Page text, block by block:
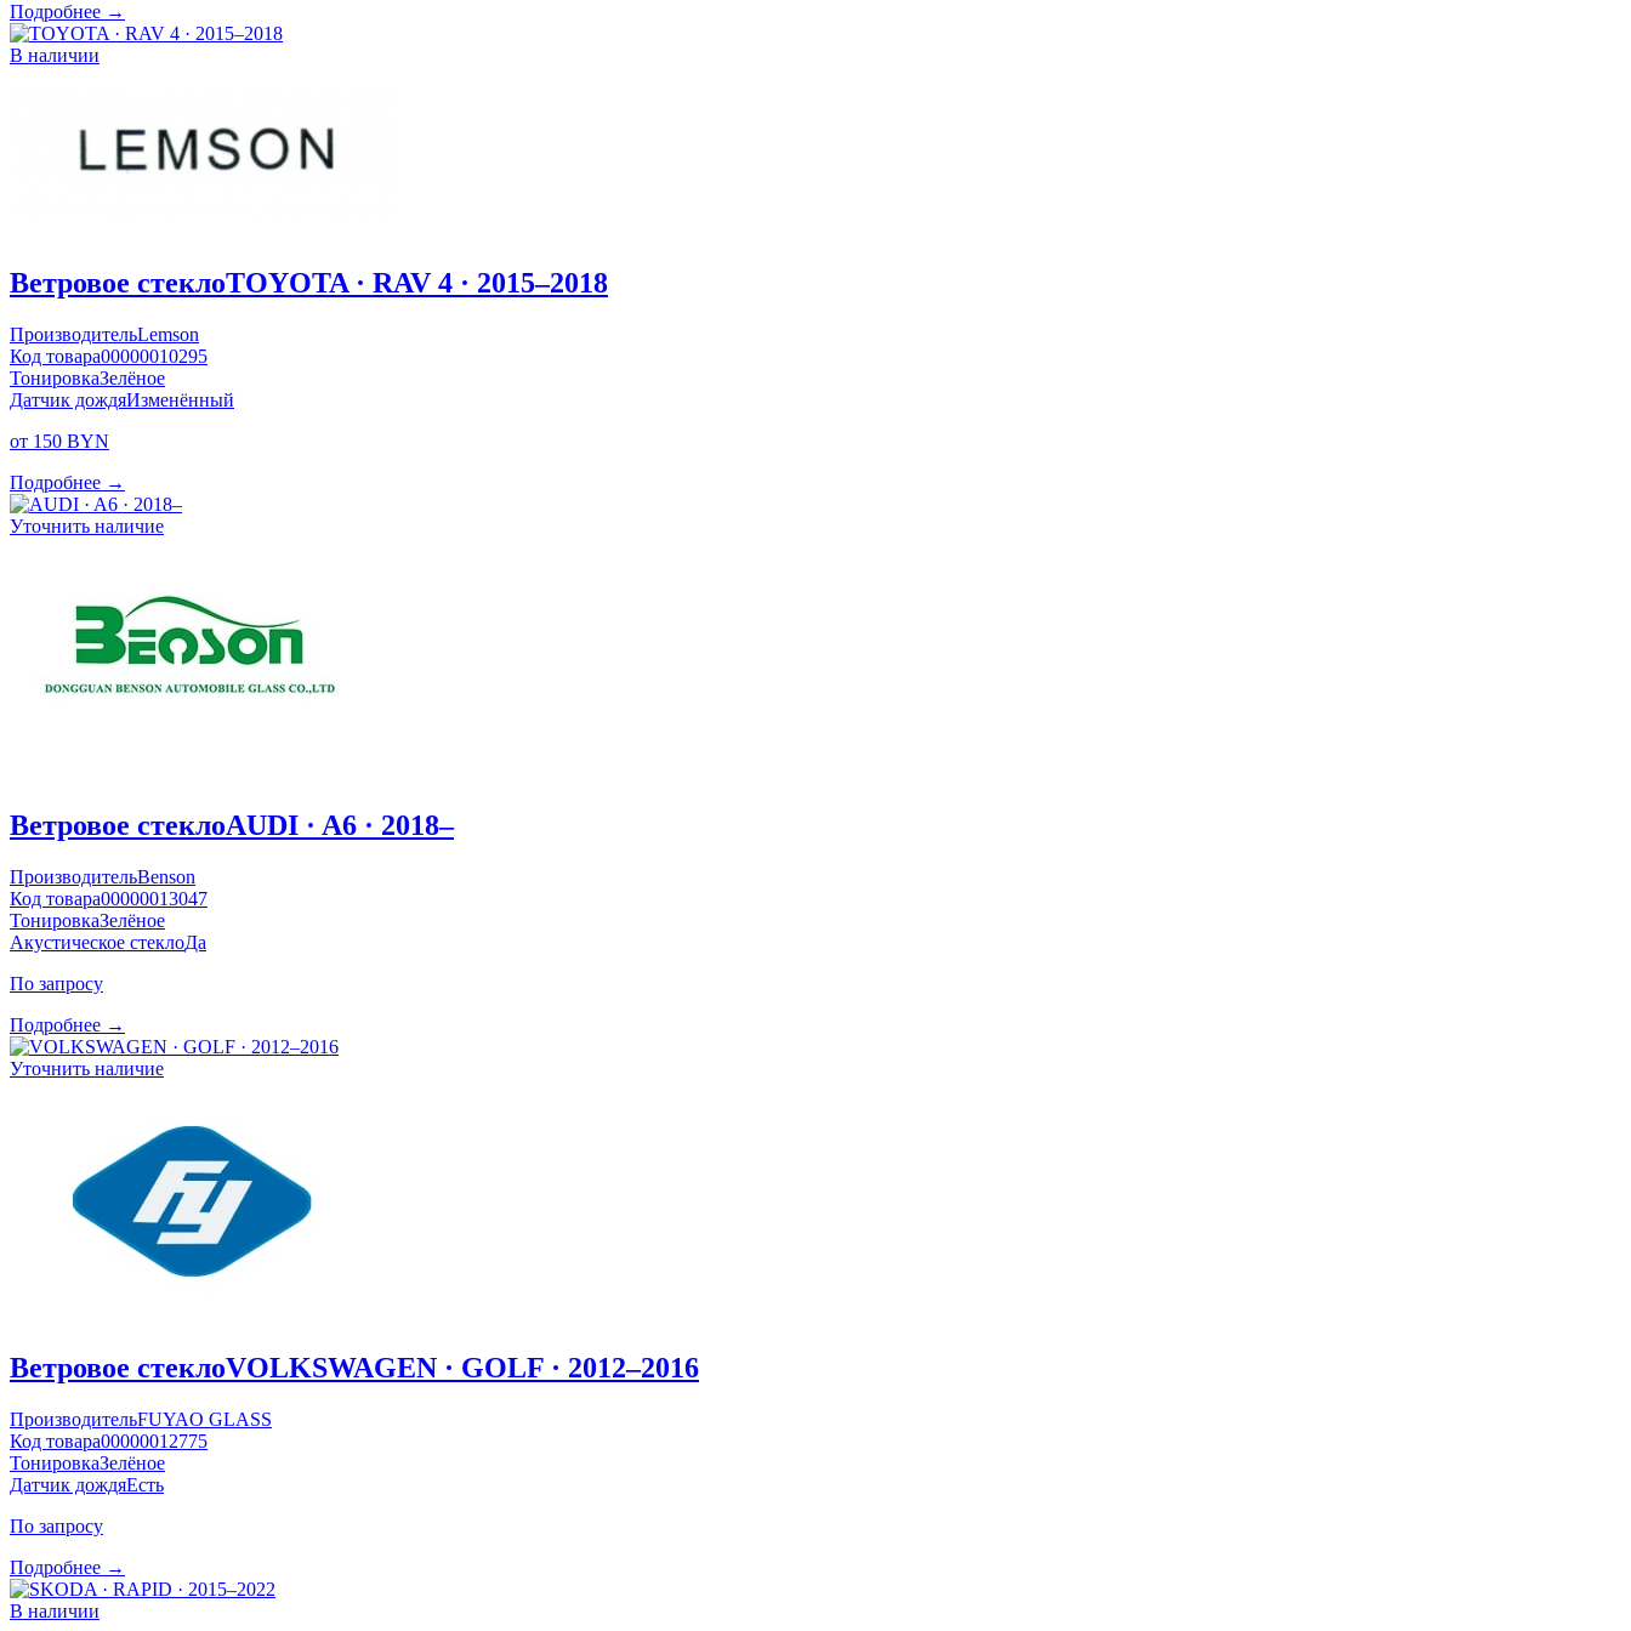
Подробнее →
В наличии
Ветровое стеклоTOYOTA · RAV 4 · 2015–2018
ПроизводительLemson
Код товара00000010295
ТонировкаЗелёное
Датчик дождяИзменённый
от 150 BYN
Подробнее →
Уточнить наличие
Ветровое стеклоAUDI · A6 · 2018–
ПроизводительBenson
Код товара00000013047
ТонировкаЗелёное
Акустическое стеклоДа
По запросу
Подробнее →
Уточнить наличие
Ветровое стеклоVOLKSWAGEN · GOLF · 2012–2016
ПроизводительFUYAO GLASS
Код товара00000012775
ТонировкаЗелёное
Датчик дождяЕсть
По запросу
Подробнее →
В наличии